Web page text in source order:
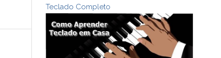
Teclado Completo